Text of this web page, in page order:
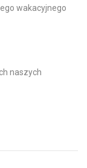
wakacyjnego
naszych